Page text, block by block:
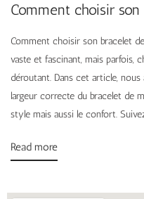
Comment choisir
Comment choisir son bracelet
vaste et fascinant, mais parfois,
déroutant. Dans cet article,
largeur correcte du bracelet de
style mais aussi le confort.
Read more